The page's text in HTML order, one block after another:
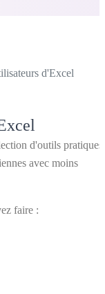
d'Excel
d'outils pratiques
avec moins
faire :